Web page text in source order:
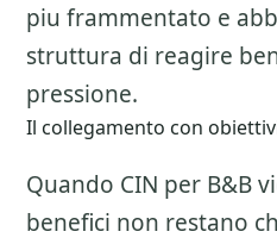
piu frammentato e
struttura di reagire
pressione.
Il collegamento con
Quando CIN per B&B
benefici non restano